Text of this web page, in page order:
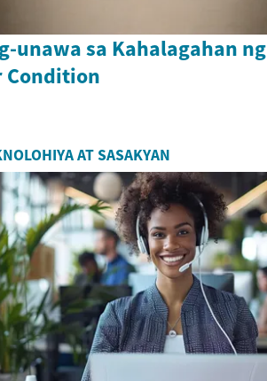
unawa sa Kahalagahan ng
Condition
AT SASAKYAN